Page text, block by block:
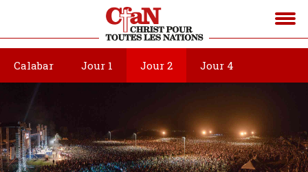
Calabar Jour 1 Jour 2 Jour 4